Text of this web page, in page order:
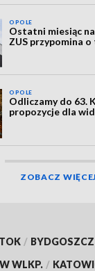
OPOLE
Ostatni miesiąc
ZUS przypomina
OPOLE
Odliczamy do 63.
propozycje dla
ZOBACZ WIĘCEJ
/ BYDGOSZCZ
WLKP. /